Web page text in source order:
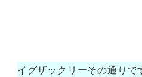
イグザックリーその通りで